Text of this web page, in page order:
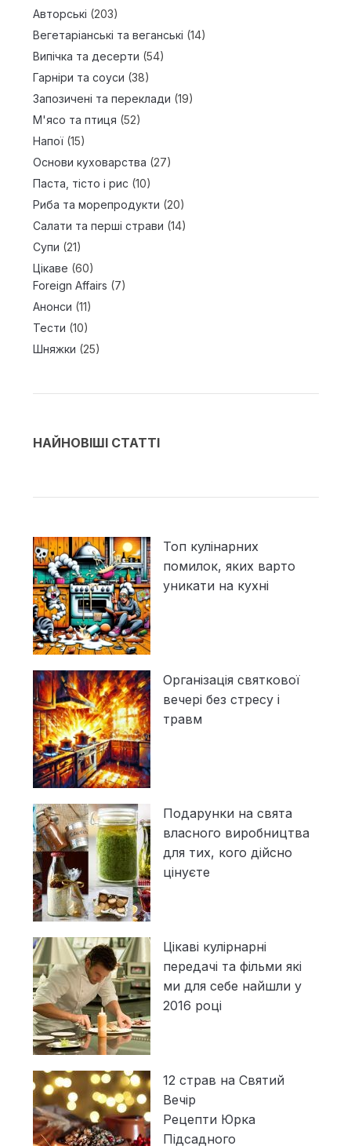
Авторські (203)
Вегетаріанські та веганські (14)
Випічка та десерти (54)
Гарніри та соуси (38)
Запозичені та переклади (19)
М'ясо та птиця (52)
Напої(15)
Основи куховарства (27)
Паста, тісто і рис (10)
Риба та морепродукти (20)
Салати та перші страви (14)
Супи (21)
Цікаве (60)
Foreign Affairs (7)
Анонси (11)
Тести (10)
Шняжки (25)
НАЙНОВІШІ СТАТТІ
Топ кулінарних
помилок, яких варто
уникати на кухні
Організація святкової
вечері без стресу і
травм
Подарунки на свята
власного виробництва
для тих, кого дійсно
цінуєте
Цікаві кулірнарні
передачі та фільми які
ми для себе найшли у
2016 році
12 страв на Святий
Вечір
Рецепти Юрка
Підсадного